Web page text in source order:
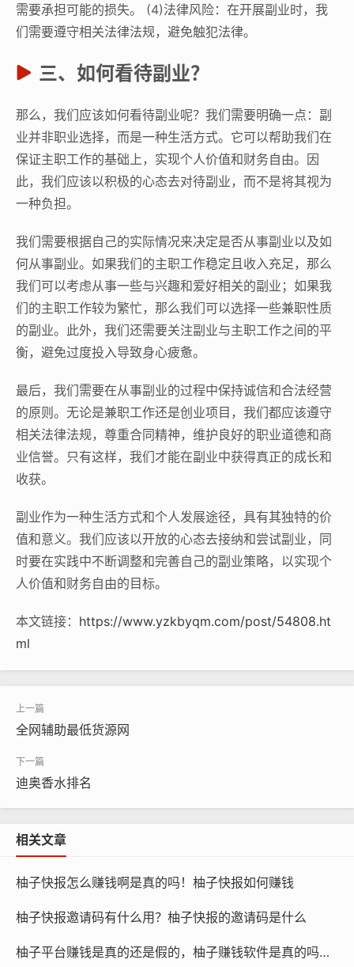
需要承担可能的损失。 (4)法律风险：在开展副业时，我
们需要遵守相关法律法规，避免触犯法律。
三、如何看待副业？
那么，我们应该如何看待副业呢？我们需要明确一点：副
业并非职业选择，而是一种生活方式。它可以帮助我们在
保证主职工作的基础上，实现个人价值和财务自由。因
此，我们应该以积极的心态去对待副业，而不是将其视为
一种负担。
我们需要根据自己的实际情况来决定是否从事副业以及如
何从事副业。如果我们的主职工作稳定且收入充足，那么
我们可以考虑从事一些与兴趣和爱好相关的副业；如果我
们的主职工作较为繁忙，那么我们可以选择一些兼职性质
的副业。此外，我们还需要关注副业与主职工作之间的平
衡，避免过度投入导致身心疲惫。
最后，我们需要在从事副业的过程中保持诚信和合法经营
的原则。无论是兼职工作还是创业项目，我们都应该遵守
相关法律法规，尊重合同精神，维护良好的职业道德和商
业信誉。只有这样，我们才能在副业中获得真正的成长和
收获。
副业作为一种生活方式和个人发展途径，具有其独特的价
值和意义。我们应该以开放的心态去接纳和尝试副业，同
时要在实践中不断调整和完善自己的副业策略，以实现个
人价值和财务自由的目标。
本文链接： https://www.yzkbyqm.com/post/54808.ht
ml
全网辅助最低货源网
迪奥香水排名
相关文章
柚子快报怎么赚钱啊是真的吗！柚子快报如何赚钱
柚子快报邀请码有什么用？柚子快报的邀请码是什么
柚子平台赚钱是真的还是假的，柚子赚钱软件是真的吗还是假的？